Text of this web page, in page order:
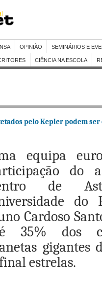
OPINIÃO SEMINÁRIOS E
CIÊNCIA NA ESCOLA
pelo Kepler podem
equipa
do
de
do
Cardoso
35% dos
gigantes
estrelas.